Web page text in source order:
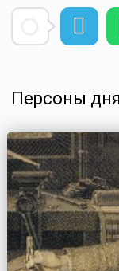
Персоны